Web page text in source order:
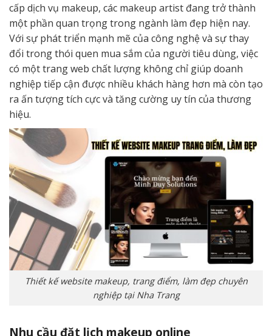
cấp dịch vụ makeup, các makeup artist đang trở thành
một phần quan trọng trong ngành làm đẹp hiện nay.
Với sự phát triển mạnh mẽ của công nghệ và sự thay
đổi trong thói quen mua sắm của người tiêu dùng, việc
có một trang web chất lượng không chỉ giúp doanh
nghiệp tiếp cận được nhiều khách hàng hơn mà còn tạo
ra ấn tượng tích cực và tăng cường uy tín của thương
hiệu.
Thiết kế website makeup, trang điểm, làm đẹp chuyên
nghiệp tại Nha Trang
Nhu cầu đặt lịch makeup online